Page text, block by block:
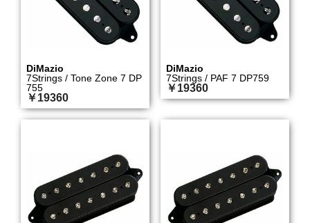
DiMazio
7Strings / Tone Zone 7 DP
755
￥19360
DiMazio
7Strings / PAF 7 DP759
￥19360